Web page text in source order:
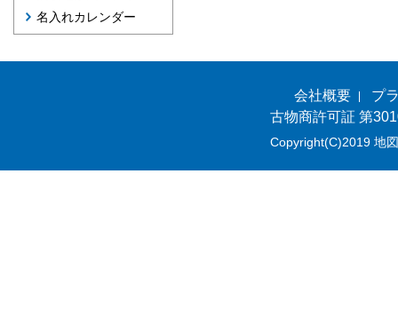
名入れカレンダー
会社概要
プ
古物商許可証 第
Copyright(C)2019 地